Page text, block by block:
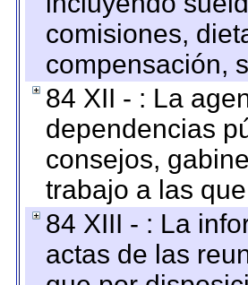
comisiones,
compensación,
84 XII - : La
dependencias
consejos,
trabajo a las
84 XIII - : La
actas de las